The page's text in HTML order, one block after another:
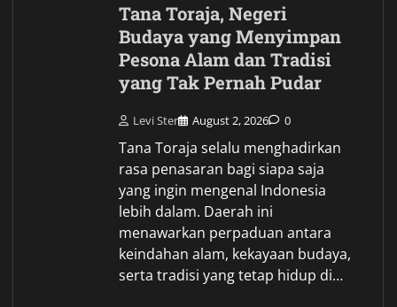
Tana Toraja, Negeri
Budaya yang Menyimpan
Pesona Alam dan Tradisi
yang Tak Pernah Pudar
Levi Ster August 2, 2026 0
Tana Toraja selalu menghadirkan
rasa penasaran bagi siapa saja
yang ingin mengenal Indonesia
lebih dalam. Daerah ini
menawarkan perpaduan antara
keindahan alam, kekayaan budaya,
serta tradisi yang tetap hidup di…